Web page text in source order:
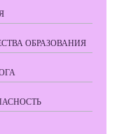
ОБРАЗОВАНИЯ